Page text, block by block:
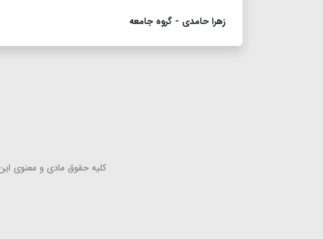
زهرا حامدی - گروه جامعه
كلیه حقوق مادی و معنوی